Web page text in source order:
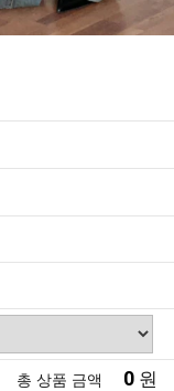
총 상품 금액 0 원